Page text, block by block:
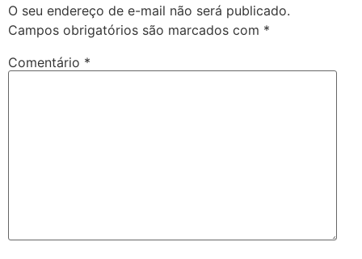
O seu endereço de e-mail não será publicado.
Campos obrigatórios são marcados com *
Comentário *